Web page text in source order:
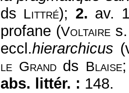
ds Littré); 2. av.
profane (Voltaires.
eccl.hierarchicus
le Grandds Blaise
abs. littér. : 148.